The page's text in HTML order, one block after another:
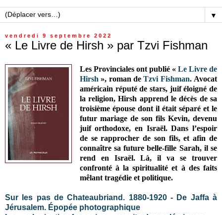
▼
vendredi 9 septembre 2022
« Le Livre de Hirsh » par Tzvi Fishman
Les Provinciales ont publié « Le Livre de
Hirsh », roman deTzvi Fishman. Avocat
américain réputé de stars, juif éloigné de
la religion, Hirsh apprend le décès de sa
troisième épouse dont il était séparé et le
futur mariage de son fils Kevin, devenu
juif orthodoxe, en Israël. Dans l’espoir
de se rapprocher de son fils, et afin de
connaître sa future belle-fille Sarah, il se
rend en Israël. Là, il va se trouver
confronté à la spiritualité et à des faits
mêlant tragédie et politique.
Sur les pas de Chateaubriand. 1880-1920 - De Jaffa à
Jérusalem. Épopée photographique